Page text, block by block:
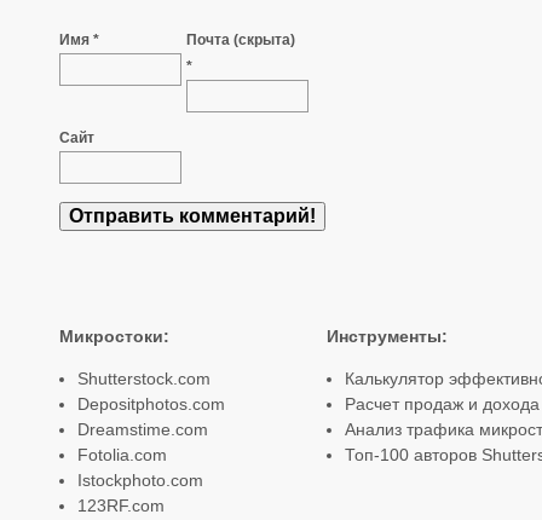
Имя *
Почта (скрыта)
*
Сайт
Микростоки:
Shutterstock.com
Depositphotos.com
Dreamstime.com
Fotolia.com
Istockphoto.com
123RF.com
Инструменты:
Калькулятор
Расчет продаж и дохода
Анализ трафика
Топ-100 авторов